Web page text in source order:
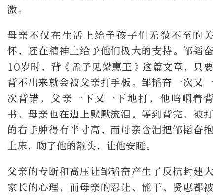
激。
母亲不仅在生活上给予孩子们无微不至的关
怀，还在精神上给予他们极大的支持。邹韬奋
10岁时，背《孟子见梁惠王》这篇文章，只要
背不出来就会被父亲打手板。邹韬奋一次又一
次背错，父亲一下又一下地打，他呜咽着背
书，母亲也在边上默默流泪。等到背完，被打
的右手肿得有半寸高，而母亲含泪把邹韬奋抱
上床，吻了他的额头，让他安睡。
父亲的专断和高压让邹韬奋产生了反抗封建大
家长的心理，而母亲的忍让、能干、贤惠都被